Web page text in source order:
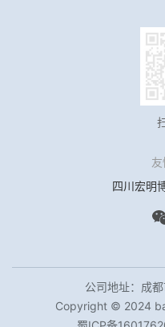
友
四川宏明
公司地址：成
Copyright © 2024